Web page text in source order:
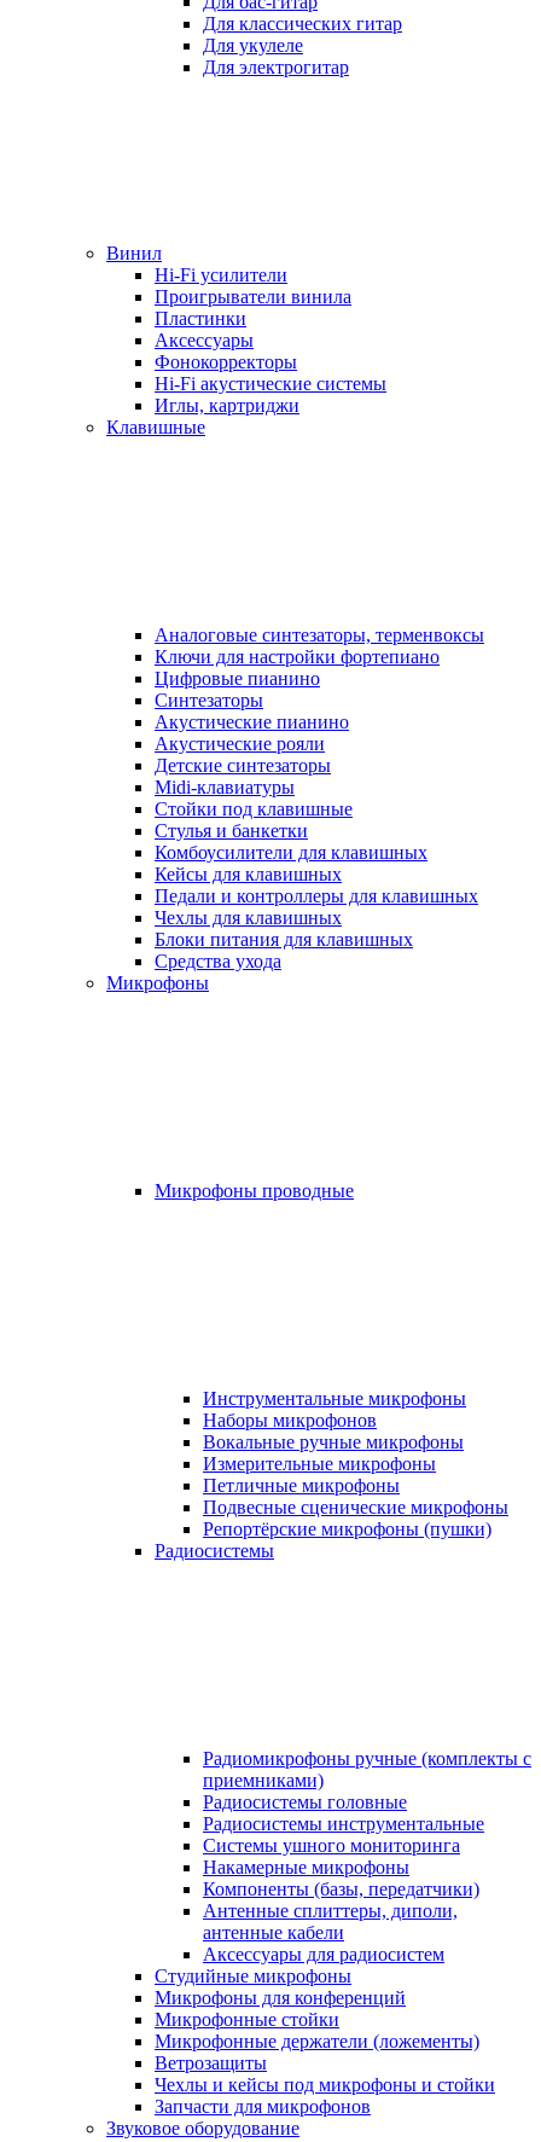
Для классических гитар
Для укулеле
Для электрогитар
Винил
Hi-Fi усилители
Проигрыватели винила
Пластинки
Аксессуары
Фонокорректоры
Hi-Fi акустические системы
Иглы, картриджи
Клавишные
Аналоговые синтезаторы, терменвоксы
Ключи для настройки фортепиано
Цифровые пианино
Синтезаторы
Акустические пианино
Акустические рояли
Детские синтезаторы
Midi-клавиатуры
Стойки под клавишные
Стулья и банкетки
Комбоусилители для клавишных
Кейсы для клавишных
Педали и контроллеры для клавишных
Чехлы для клавишных
Блоки питания для клавишных
Средства ухода
Микрофоны
Микрофоны проводные
Инструментальные микрофоны
Наборы микрофонов
Вокальные ручные микрофоны
Измерительные микрофоны
Петличные микрофоны
Подвесные сценические микрофоны
Репортёрские микрофоны (пушки)
Радиосистемы
Радиомикрофоны ручные (комплекты с
приемниками)
Радиосистемы головные
Радиосистемы инструментальные
Системы ушного мониторинга
Накамерные микрофоны
Компоненты (базы, передатчики)
Антенные сплиттеры, диполи,
антенные кабели
Аксесcуары для радиосистем
Студийные микрофоны
Микрофоны для конференций
Микрофонные стойки
Микрофонные держатели (ложементы)
Ветрозащиты
Чехлы и кейсы под микрофоны и стойки
Запчасти для микрофонов
Звуковое оборудование